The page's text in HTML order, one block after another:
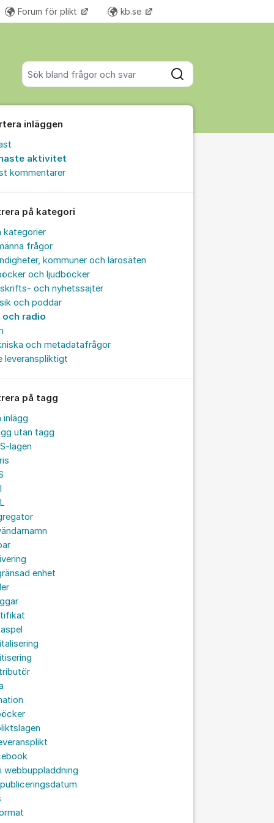
Sök bland alla inlägg
Sök
Forum för plikt kb.se Fler supportlänkar
inläggen
aktivitet
kommentarer
på kategori
kategorier
frågor
kommuner och lärosäten
och ljudböcker
och nyhetssajter
och poddar
och radio
och metadatafrågor
leveranspliktigt
på tagg
inlägg
utan tagg
lagen
enhet
webbuppladdning